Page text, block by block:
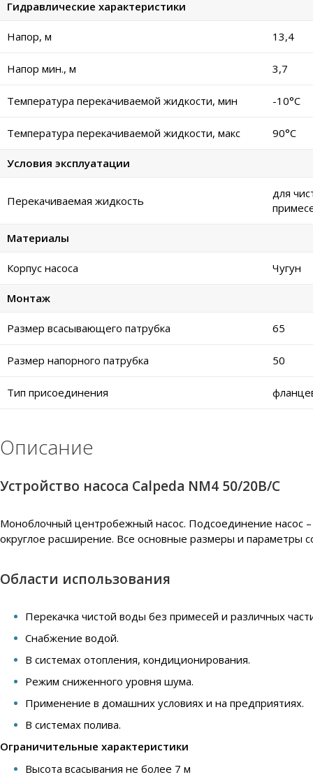
Гидравлические характеристики
Напор, м 13,4
Напор мин., м 3,7
Температура перекачиваемой жидкости, мин -10°C
Температура перекачиваемой жидкости, макс 90°C
Условия эксплуатации
Перекачиваемая жидкость
для
Материалы
Корпус насоса Чугун
Монтаж
Размер всасывающего патрубка 65
Размер напорного патрубка 50
Тип присоединения
Описание
Устройство насоса Calpeda NM4 50/20B/C
Моноблочный центробежный насос. Подсоединение насос
округлое расширение. Все основные размеры и параметры
Области использования
Перекачка чистой воды без примесей и различных
Снабжение водой.
В системах отопления, кондиционирования.
Режим сниженного уровня шума.
Применение в домашних условиях и на предприятиях.
В системах полива.
Ограничительные характеристики
Высота всасывания не более 7 м